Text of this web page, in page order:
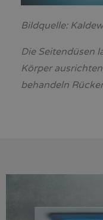
Bildquelle:
Die Seitendüsen
Körper
behandeln